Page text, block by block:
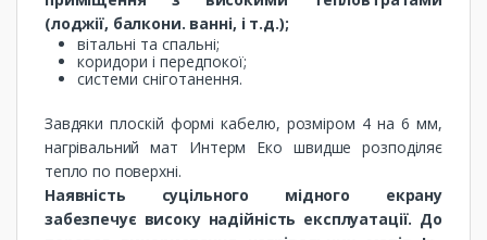
(лоджії, балкони. ванні, і т.д.);
вітальні та спальні;
коридори і передпокої;
системи сніготанення.
Завдяки плоскій формі кабелю, розміром 4 на 6 мм,
нагрівальний мат Интерм Еко швидше розподіляє
тепло по поверхні.
Наявність суцільного мідного екрану
забезпечує високу надійність експлуатації. До